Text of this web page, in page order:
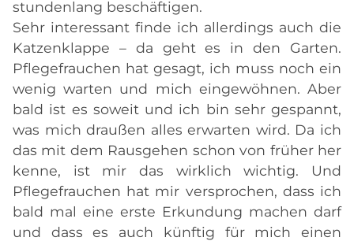
stundenlang beschäftigen.
Sehr interessant finde ich allerdings auch die
Katzenklappe – da geht es in den Garten.
Pflegefrauchen hat gesagt, ich muss noch ein
wenig warten und mich eingewöhnen. Aber
bald ist es soweit und ich bin sehr gespannt,
was mich draußen alles erwarten wird. Da ich
das mit dem Rausgehen schon von früher her
kenne, ist mir das wirklich wichtig. Und
Pflegefrauchen hat mir versprochen, dass ich
bald mal eine erste Erkundung machen darf
und dass es auch künftig für mich einen